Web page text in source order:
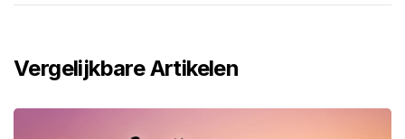
Vergelijkbare Artikelen